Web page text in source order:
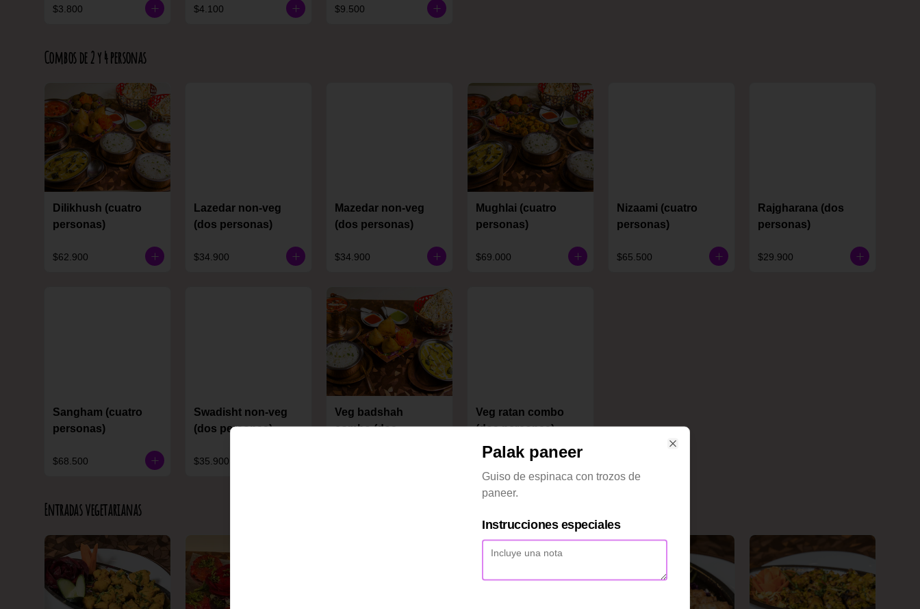
$3.800 $4.100 $9.500
Combos de 2 y 4 personas
Dilikhush (cuatro
personas)
$62.900
Lazedar non-veg
(dos personas)
$34.900
Mazedar non-veg
(dos personas)
$34.900
Mughlai (cuatro
personas)
$69.000
Nizaami (cuatro
personas)
$65.500
Rajgharana (dos
personas)
$29.900
Sangham (cuatro
personas)
$68.500
Swadisht non-veg
(dos personas)
$35.900
Veg badshah
combo (dos
Veg ratan combo
(dos personas)
$33.900
Entradas vegetarianas
Palak paneer
Guiso de espinaca con trozos de
paneer.
Instrucciones especiales